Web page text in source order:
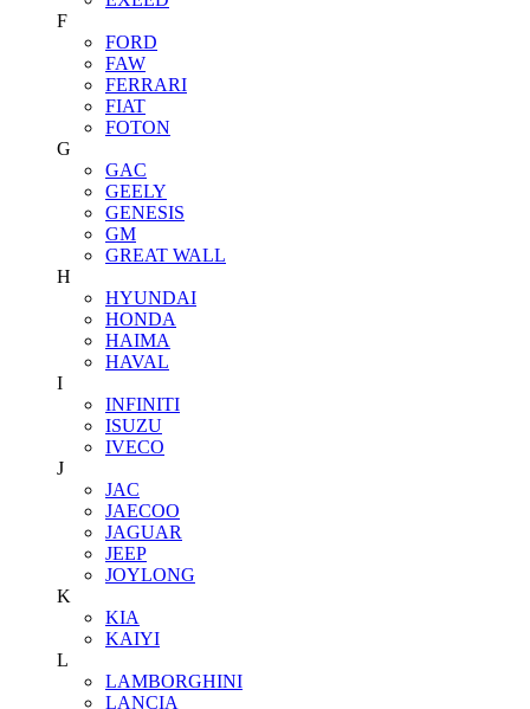
F
FORD
FAW
FERRARI
FIAT
FOTON
G
GAC
GEELY
GENESIS
GM
GREAT WALL
H
HYUNDAI
HONDA
HAIMA
HAVAL
I
INFINITI
ISUZU
IVECO
J
JAC
JAECOO
JAGUAR
JEEP
JOYLONG
K
KIA
KAIYI
L
LAMBORGHINI
LANCIA